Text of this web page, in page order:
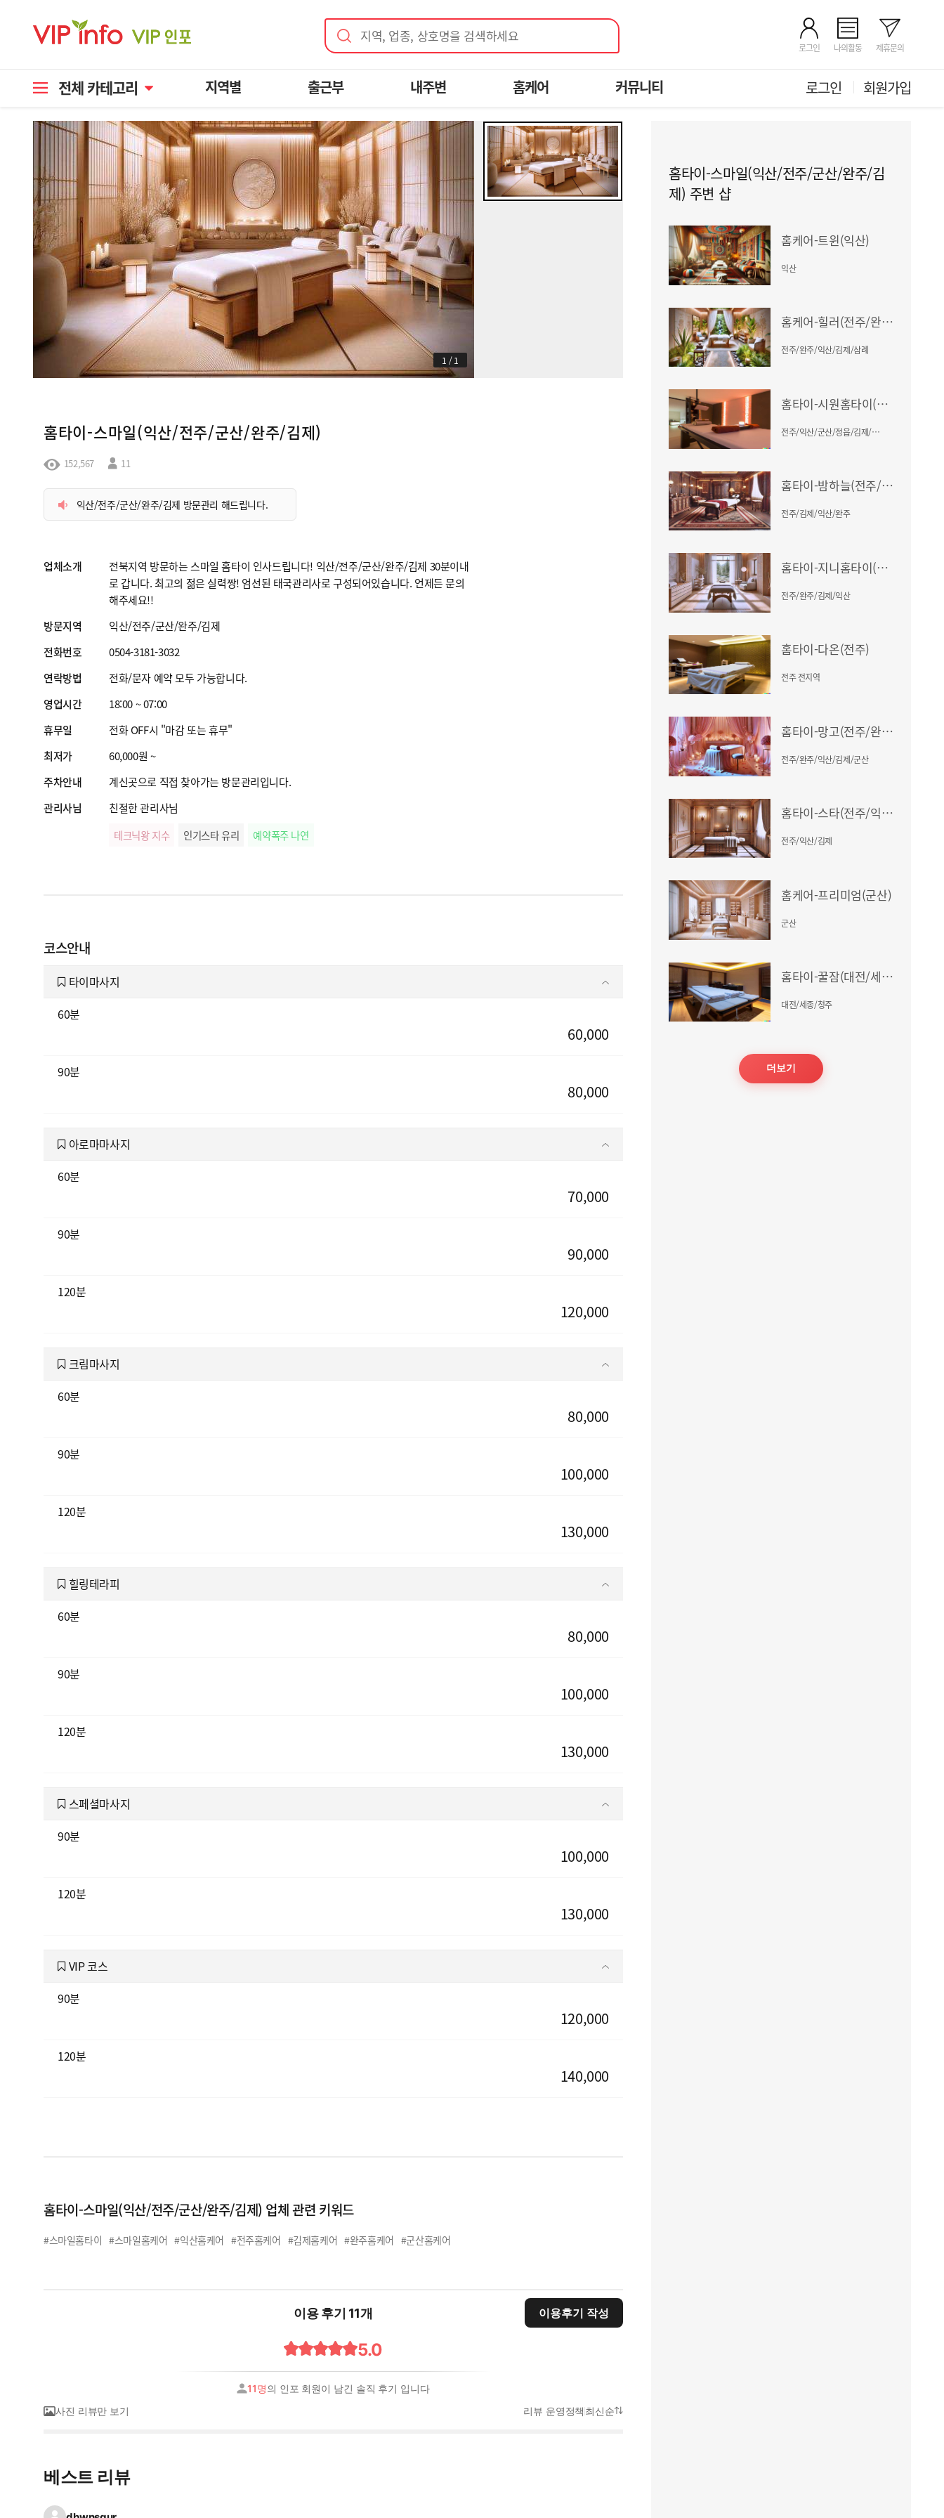
지역, 업종, 상호명을 검색하세요
로그인 나의활동 제휴문의
전체 카테고리 지역별 출근부 내주변 홈케어 커뮤니티 로그인 회원가입
1 / 1
홈타이-스마일(익산/전주/군산/완주/김제)
152,567 11
익산/전주/군산/완주/김제 방문관리 해드립니다.
업체소개
전북지역 방문하는 스마일 홈타이 인사드립니다! 익산/전주/군산/완주/김제 30분이내
로 갑니다. 최고의 젊은 실력짱! 엄선된 태국관리사로 구성되어있습니다. 언제든 문의
해주세요!!
방문지역
익산/전주/군산/완주/김제
전화번호
0504-3181-3032
연락방법
전화/문자 예약 모두 가능합니다.
영업시간
18:00 ~ 07:00
휴무일
전화 OFF시 "마감 또는 휴무"
최저가
60,000원 ~
주차안내
계신곳으로 직접 찾아가는 방문관리입니다.
관리사님
친절한 관리사님
테크닉왕 지수
인기스타 유리 예약폭주 나연
코스안내
타이마사지
60분
60,000
90분
80,000
아로마마사지
60분
70,000
90분
90,000
120분
120,000
크림마사지
60분
80,000
90분
100,000
120분
130,000
힐링테라피
60분
80,000
90분
100,000
120분
130,000
스페셜마사지
90분
100,000
120분
130,000
VIP 코스
90분
120,000
120분
140,000
홈타이-스마일(익산/전주/군산/완주/김제) 업체 관련 키워드
#스마일홈타이 #스마일홈케어 #익산홈케어 #전주홈케어 #김제홈케어 #완주홈케어 #군산홈케어
이용 후기 11개 이용후기 작성
5.0
11명의 인포 회원이 남긴 솔직 후기 입니다
사진 리뷰만 보기
리뷰 운영정책 최신순
베스트 리뷰
홈타이-스마일(익산/전주/군산/완주/김
제) 주변 샵
홈케어-트윈(익산)
익산
홈케어-힐러(전주/완주/익산/김제/삼례)
전주/완주/익산/김제/삼례
홈타이-시원홈타이(전주/익산/군산/정읍/김제/남원/부안)
전주/익산/군산/정읍/김제/남원/부안
홈타이-밤하늘(전주/김제/익산/완주)
전주/김제/익산/완주
홈타이-지니홈타이(전주/완주/김제/익산)
전주/완주/김제/익산
홈타이-다온(전주)
전주 전지역
홈타이-망고(전주/완주/익산/김제/군산)
전주/완주/익산/김제/군산
홈타이-스타(전주/익산/김제)
전주/익산/김제
홈케어-프리미엄(군산)
군산
홈타이-꿀잠(대전/세종/청주)
대전/세종/청주
더보기